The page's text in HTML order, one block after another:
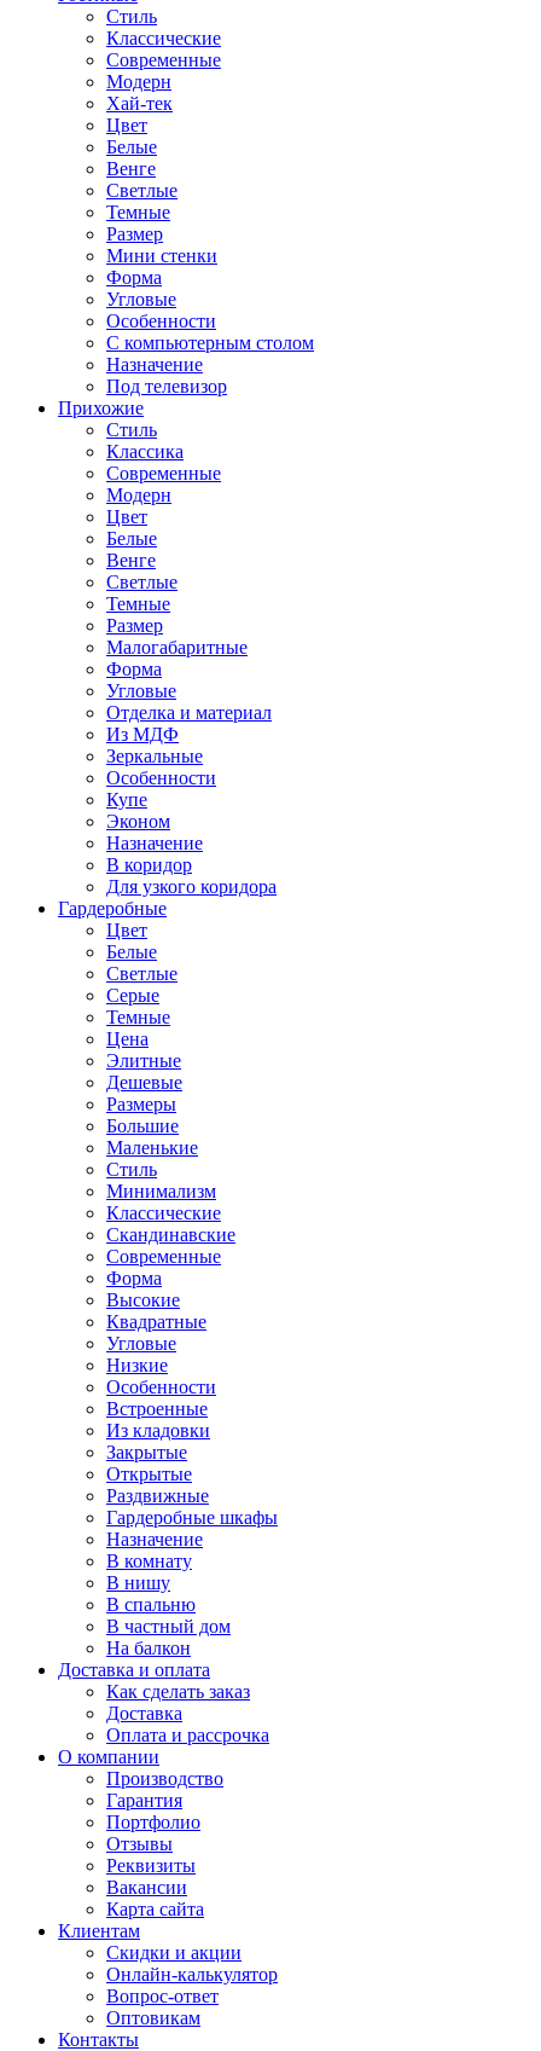
Стиль
Классические
Современные
Модерн
Хай-тек
Цвет
Белые
Венге
Светлые
Темные
Размер
Мини стенки
Форма
Угловые
Особенности
С компьютерным столом
Назначение
Под телевизор
Прихожие
Стиль
Классика
Современные
Модерн
Цвет
Белые
Венге
Светлые
Темные
Размер
Малогабаритные
Форма
Угловые
Отделка и материал
Из МДФ
Зеркальные
Особенности
Купе
Эконом
Назначение
В коридор
Для узкого коридора
Гардеробные
Цвет
Белые
Светлые
Серые
Темные
Цена
Элитные
Дешевые
Размеры
Большие
Маленькие
Стиль
Минимализм
Классические
Скандинавские
Современные
Форма
Высокие
Квадратные
Угловые
Низкие
Особенности
Встроенные
Из кладовки
Закрытые
Открытые
Раздвижные
Гардеробные шкафы
Назначение
В комнату
В нишу
В спальню
В частный дом
На балкон
Доставка и оплата
Как сделать заказ
Доставка
Оплата и рассрочка
О компании
Производство
Гарантия
Портфолио
Отзывы
Реквизиты
Вакансии
Карта сайта
Клиентам
Скидки и акции
Онлайн-калькулятор
Вопрос-ответ
Оптовикам
Контакты